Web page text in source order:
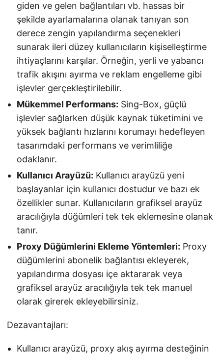
giden ve gelen bağlantıları vb. hassas bir
şekilde ayarlamalarına olanak tanıyan son
derece zengin yapılandırma seçenekleri
sunarak ileri düzey kullanıcıların kişiselleştirme
ihtiyaçlarını karşılar. Örneğin, yerli ve yabancı
trafik akışını ayırma ve reklam engelleme gibi
işlevler gerçekleştirilebilir.
Mükemmel Performans: Sing-Box, güçlü
işlevler sağlarken düşük kaynak tüketimini ve
yüksek bağlantı hızlarını korumayı hedefleyen
tasarımdaki performans ve verimliliğe
odaklanır.
Kullanıcı Arayüzü: Kullanıcı arayüzü yeni
başlayanlar için kullanıcı dostudur ve bazı ek
özellikler sunar. Kullanıcıların grafiksel arayüz
aracılığıyla düğümleri tek tek eklemesine olanak
tanır.
Proxy Düğümlerini Ekleme Yöntemleri: Proxy
düğümlerini abonelik bağlantısı ekleyerek,
yapılandırma dosyası içe aktararak veya
grafiksel arayüz aracılığıyla tek tek manuel
olarak girerek ekleyebilirsiniz.
Dezavantajları:
Kullanıcı arayüzü, proxy akış ayırma desteğinin